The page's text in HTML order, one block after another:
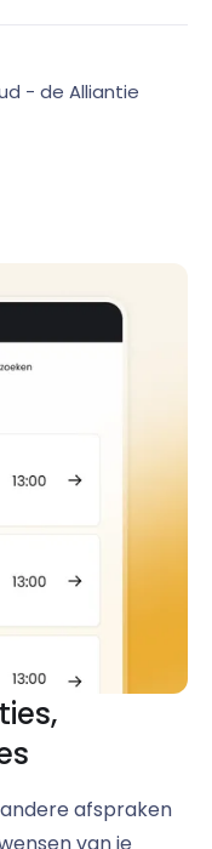
- de Alliantie
afspraken
van je